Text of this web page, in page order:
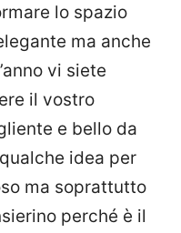
lo spazio
ma anche
vi siete
il vostro
e bello da
idea per
ma soprattutto
perché è il